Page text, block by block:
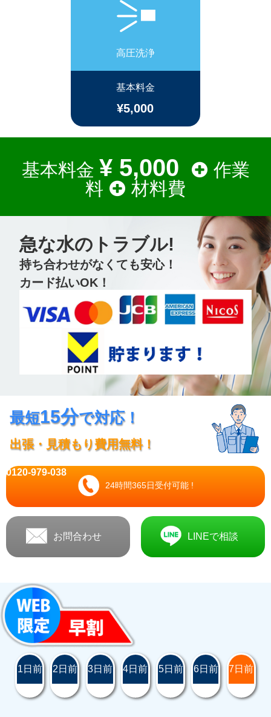
高圧洗浄
基本料金
¥5,000
基本料金 ¥ 5,000
作業
料
材料費
急な水のトラブル!
持ち合わせがなくても安心！
カード払いOK！
最短15分で対応！
出張・見積もり費用無料！
24時間365日受付可能 !
0120-979-038
お問合わせ LINEで相談
1日前 2日前 3日前 4日前 5日前 6日前 7日前